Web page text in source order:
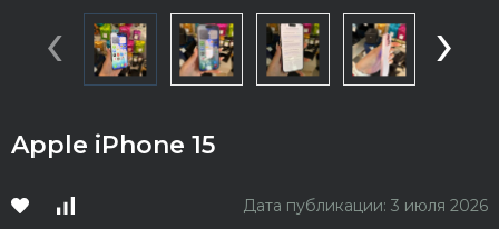
‹ ›
Apple iPhone 15
Дата публикации: 3 июля 2026